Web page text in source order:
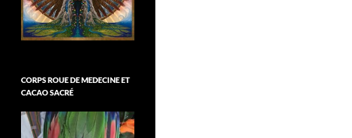
CORPS ROUE DE MEDECINE ET
CACAO SACRÉ